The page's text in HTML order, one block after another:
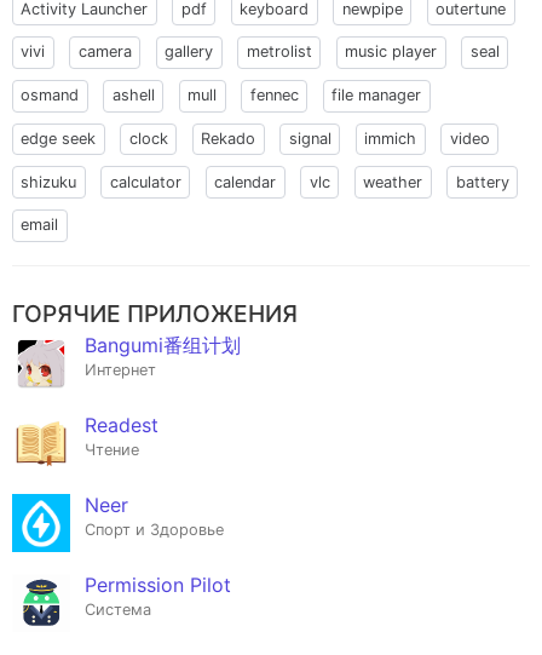
Activity Launcher pdf keyboard newpipe outertune
vivi camera gallery metrolist music player seal
osmand ashell mull fennec file manager
edge seek clock Rekado signal immich video
shizuku calculator calendar vlc weather battery
email
ГОРЯЧИЕ ПРИЛОЖЕНИЯ
Bangumi番组计划
Интернет
Readest
Чтение
Neer
Спорт и Здоровье
Permission Pilot
Система